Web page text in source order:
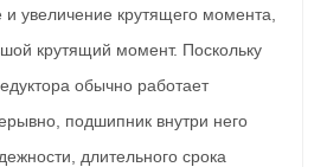
увеличение крутящего момента,
крутящий момент. Поскольку
обычно работает
подшипник внутри него
длительного срока